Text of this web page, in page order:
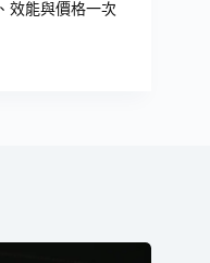
效能與價格一次